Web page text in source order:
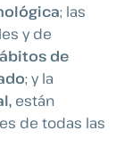
; las
y de
de
; y la
están
de todas las